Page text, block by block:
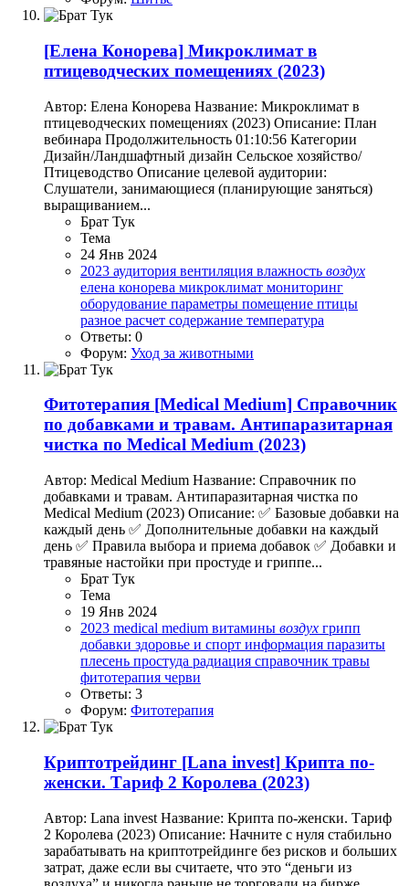
[Елена Конорева] Микроклимат в
птицеводческих помещениях (2023)
Автор: Елена Конорева Название: Микроклимат в
птицеводческих помещениях (2023) Описание: План
вебинара Продолжительность 01:10:56 Категории
Дизайн/Ландшафтный дизайн Сельское хозяйство/
Птицеводство Описание целевой аудитории:
Слушатели, занимающиеся (планирующие заняться)
выращиванием...
Брат Тук
Тема
24 Янв 2024
2023 аудитория вентиляция влажность воздух
елена конорева микроклимат мониторинг
оборудование параметры помещение птицы
разное расчет содержание температура
Ответы: 0
Форум: Уход за животными
Фитотерапия [Medical Medium] Справочник
по добавками и травам. Антипаразитарная
чистка по Medical Medium (2023)
Автор: Medical Medium Название: Справочник по
добавками и травам. Антипаразитарная чистка по
Medical Medium (2023) Описание: ✅ Базовые добавки на
каждый день ✅ Дополнительные добавки на каждый
день ✅ Правила выбора и приема добавок ✅ Добавки и
травяные настойки при простуде и гриппе...
Брат Тук
Тема
19 Янв 2024
2023 medical medium витамины воздух грипп
добавки здоровье и спорт информация паразиты
плесень простуда радиация справочник травы
фитотерапия черви
Ответы: 3
Форум: Фитотерапия
Криптотрейдинг [Lana invest] Крипта по-
женски. Тариф 2 Королева (2023)
Автор: Lana invest Название: Крипта по-женски. Тариф
2 Королева (2023) Описание: Начните с нуля стабильно
зарабатывать на криптотрейдинге без рисков и больших
затрат, даже если вы считаете, что это “деньги из